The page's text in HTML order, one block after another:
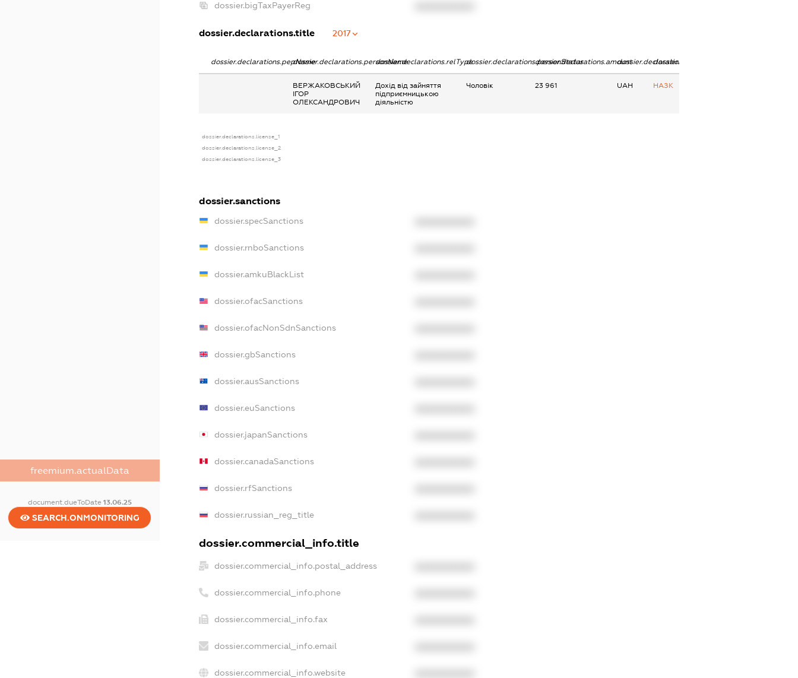
freemium.actualData
document.dueToDate 13.06.25
SEARCH.ONMONITORING
dossier.bigTaxPayerReg
dossier.declarations.title 2017
dossier.declarations.pepNamedossier.declarations.personNamedossier.declarations.relTypedossier.declarations.personStatusdossier.declarations.amountdossier.declarations.currency
dossier.declarations.source
ВЕРЖАКОВСЬКИЙ
ІГОР
ОЛЕКСАНДРОВИЧ
Дохід від зайняття
підприємницькою
діяльністю
Чоловік 23 961 UAH НАЗК
dossier.declarations.license_1
dossier.declarations.license_2
dossier.declarations.license_3
dossier.sanctions
dossier.specSanctions
dossier.rnboSanctions
dossier.amkuBlackList
dossier.ofacSanctions
dossier.ofacNonSdnSanctions
dossier.gbSanctions
dossier.ausSanctions
dossier.euSanctions
dossier.japanSanctions
dossier.canadaSanctions
dossier.rfSanctions
dossier.russian_reg_title
dossier.commercial_info.title
dossier.commercial_info.postal_address
dossier.commercial_info.phone
dossier.commercial_info.fax
dossier.commercial_info.email
dossier.commercial_info.website